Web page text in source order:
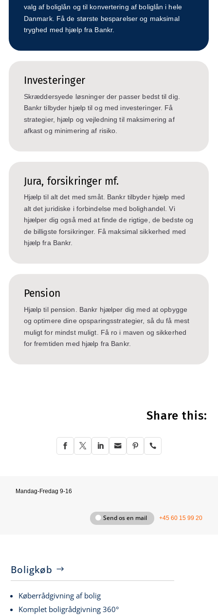
valg af boliglån og til konvertering af boliglån i hele
Danmark. Få de største besparelser og maksimal
tryghed med hjælp fra Bankr.
Investeringer
Skræddersyede løsninger der passer bedst til dig.
Bankr tilbyder hjælp til og med investeringer. Få
strategier, hjælp og vejledning til maksimering af
afkast og minimering af risiko.
Jura, forsikringer mf.
Hjælp til alt det med småt. Bankr tilbyder hjælp med
alt det juridiske i forbindelse med bolighandel. Vi
hjælper dig også med at finde de rigtige, de bedste og
de billigste forsikringer. Få maksimal sikkerhed med
hjælp fra Bankr.
Pension
Hjælp til pension. Bankr hjælper dig med at opbygge
og optimere dine opsparingsstrategier, så du få mest
muligt for mindst muligt. Få ro i maven og sikkerhed
for fremtiden med hjælp fra Bankr.
Share this:
     
Mandag-Fredag 9-16
Send os en mail +45 60 15 99 20
Boligkøb
Køberrådgivning af bolig
Komplet boligrådgivning 360°